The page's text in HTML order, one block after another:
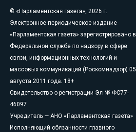
© «Парламентская газета», 2026 г.
Электронное периодическое издание
«Парламентская газета» зарегистрировано в
Федеральной службе по надзору в сфере
связи, информационных технологий и
массовых коммуникаций (Роскомнадзор) 05
августа 2011 года. 18+
Свидетельство о регистрации Эл № ФС77-
46097
Учредитель — АНО «Парламентская газета»
Исполняющий обязанности главного